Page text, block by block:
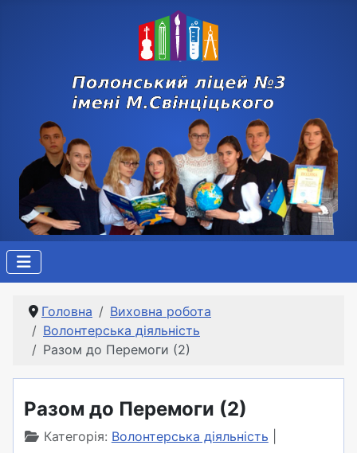
Головна
Виховна робота
Волонтерська діяльність
Разом до Перемоги (2)
Разом до Перемоги (2)
Категорія: Волонтерська діяльність